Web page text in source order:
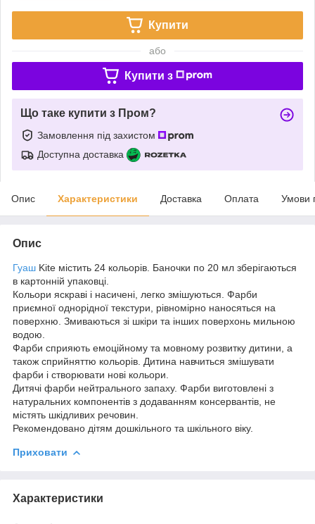
Купити
або
Купити з
Що таке купити з Пром?
Замовлення під захистом
Доступна доставка
Опис Характеристики Доставка Оплата Умови
Опис
Гуаш Kite містить 24 кольорів. Баночки по 20 мл зберігаються
в картонній упаковці.
Кольори яскраві і насичені, легко змішуються. Фарби
приємної однорідної текстури, рівномірно наносяться на
поверхню. Змиваються зі шкіри та інших поверхонь мильною
водою.
Фарби сприяють емоційному та мовному розвитку дитини, а
також сприйняттю кольорів. Дитина навчиться змішувати
фарби і створювати нові кольори.
Дитячі фарби нейтрального запаху. Фарби виготовлені з
натуральних компонентів з додаванням консервантів, не
містять шкідливих речовин.
Рекомендовано дітям дошкільного та шкільного віку.
Приховати
Характеристики